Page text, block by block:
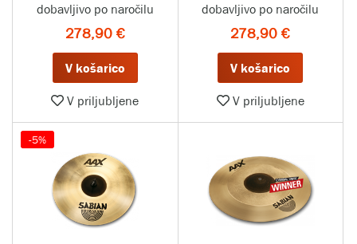
dobavljivo po naročilu
278,90 €
V košarico
V priljubljene
dobavljivo po naročilu
278,90 €
V košarico
V priljubljene
-5%